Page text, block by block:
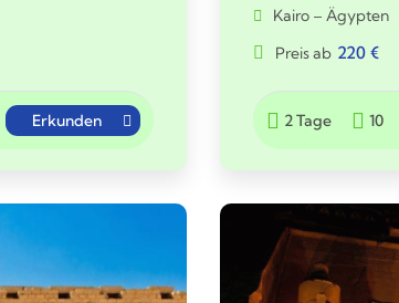
Erkunden
Kairo – Ägypten
Preis ab 220 €
2 Tage 10